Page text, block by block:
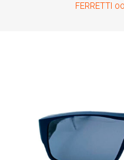
FERRETTI